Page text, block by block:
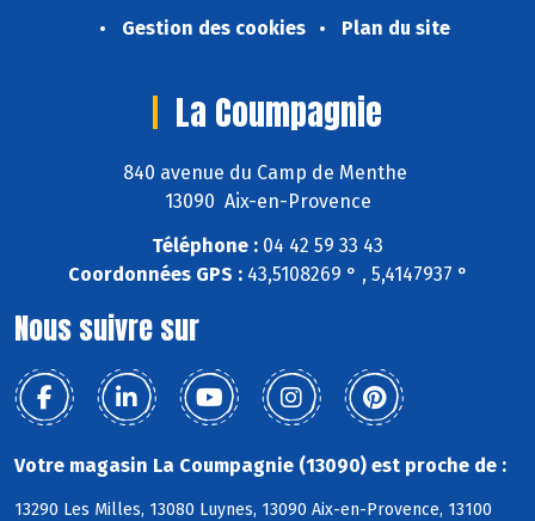
Gestion des cookies
Plan du site
La Coumpagnie
840 avenue du Camp de Menthe
13090 Aix-en-Provence
Téléphone : 04 42 59 33 43
Coordonnées GPS :43,5108269 ° , 5,4147937 °
Nous suivre sur
Votre magasin La Coumpagnie (13090) est proche de :
13290 Les Milles, 13080 Luynes, 13090 Aix-en-Provence, 13100